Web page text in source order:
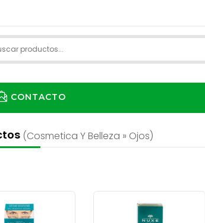
CONTACTO
(cosmetica Y Belleza » Ojos)